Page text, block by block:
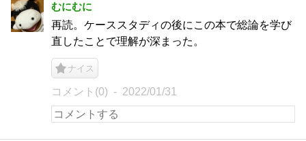
むにむに
再読。ケーススタディの後にこの本で総論を学び
直したことで理解が深まった。
ナイス
コメント(0) 2022/01/31